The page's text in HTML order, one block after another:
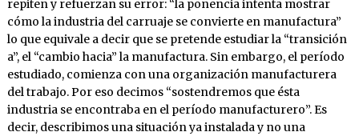
repiten y refuerzan su error: “la ponencia intenta mostrar
cómo la industria del carruaje se convierte en manufactura”
lo que equivale a decir que se pretende estudiar la “transición
a”, el “cambio hacia” la manufactura. Sin embargo, el período
estudiado, comienza con una organización manufacturera
del trabajo. Por eso decimos “sostendremos que ésta
industria se encontraba en el período manufacturero”. Es
decir, describimos una situación ya instalada y no una